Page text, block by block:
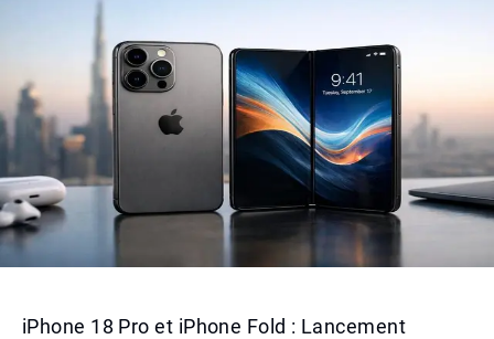
iPhone 18 Pro et iPhone Fold : Lancement